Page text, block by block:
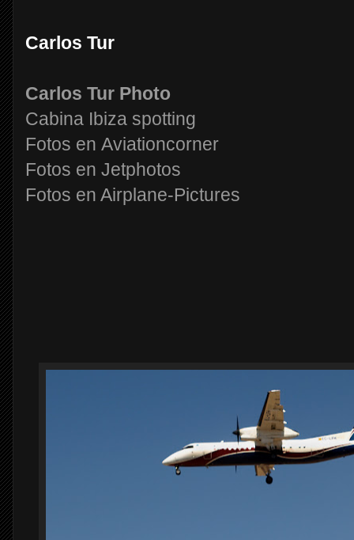
Carlos Tur
Carlos Tur Photo
Cabina Ibiza spotting
Fotos en Aviationcorner
Fotos en Jetphotos
Fotos en Airplane-Pictures